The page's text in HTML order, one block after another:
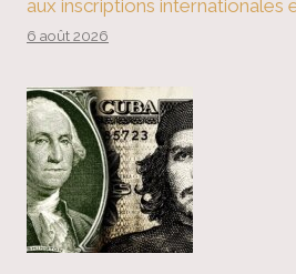
aux inscriptions internationales
6 août 2026